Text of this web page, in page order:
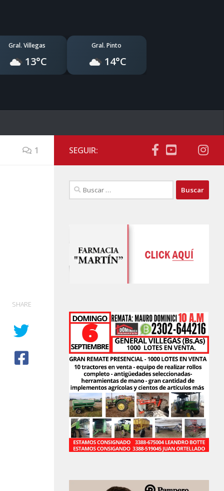
Gral. Villegas
13°C
Gral. Pinto
14°C
1
SHARE
SEGUIR:
Buscar: